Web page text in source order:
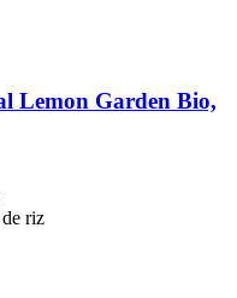
Lemon Garden Bio,
riz